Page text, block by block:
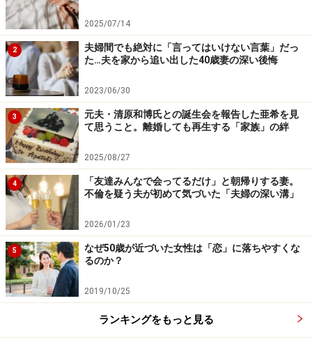
たまたま出向の話があったため、マドカさんは夫がうつ
病になっているのではないかと心配した。病院を受診す
るよう勧めてみたが、夫は頑として病院に行こうとはし
ない。
「そのうち、オレなんか会社にも家庭にもいらない人間
だよと言い出して。出向先でもやる気がなさそうだし、
私から誘ってもセックスもない。それどころか『オレ、
もう一生できないと思う』と情けない声を出すんです。
そのときふっと気づいたんですよ。夫も更年期なんじゃ
ないか、と。だから泌尿器科に行くように勧めたんで
す」
男にも更年期がある、男性ホルモンが減ってストレスが
かかったりするとそういう症状が出ることがあると簡単
はやっと病院を受診、思った通り男性更年期だと診断が
2025/07/14
2
夫婦間でも絶対に「言ってはいけない言葉」だっ
た…夫を家から追い出した40歳妻の深い後悔
2023/06/30
3
元夫・清原和博氏との誕生会を報告した亜希を見
て思うこと。離婚しても再生する「家族」の絆
2025/08/27
4
「友達みんなで会ってるだけ」と朝帰りする妻。
不倫を疑う夫が初めて気づいた「夫婦の深い溝」
2026/01/23
5
なぜ50歳が近づいた女性は「恋」に落ちやすくな
るのか？
2019/10/25
ランキングをもっと見る